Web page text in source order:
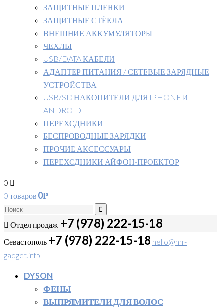
ЗАЩИТНЫЕ ПЛЕНКИ
ЗАЩИТНЫЕ СТЁКЛА
ВНЕШНИЕ АККУМУЛЯТОРЫ
ЧЕХЛЫ
USB/DATA КАБЕЛИ
АДАПТЕР ПИТАНИЯ / СЕТЕВЫЕ ЗАРЯДНЫЕ
УСТРОЙСТВА
USB/SD НАКОПИТЕЛИ ДЛЯ IPHONE И
ANDROID
ПЕРЕХОДНИКИ
БЕСПРОВОДНЫЕ ЗАРЯДКИ
ПРОЧИЕ АКСЕССУАРЫ
ПЕРЕХОДНИКИ АЙФОН-ПРОЕКТОР
0
0 товаров 0Р
Отдел продаж +7 (978) 222-15-18
Севастополь +7 (978) 222-15-18 hello@mr-
gadget.info
DYSON
ФЕНЫ
ВЫПРЯМИТЕЛИ ДЛЯ ВОЛОС